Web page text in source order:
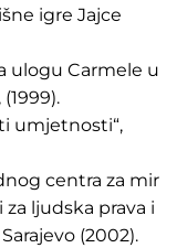
igre Jajce
ulogu Carmele u
umjetnosti“,
centra za mir
ljudska prava i
(2002).